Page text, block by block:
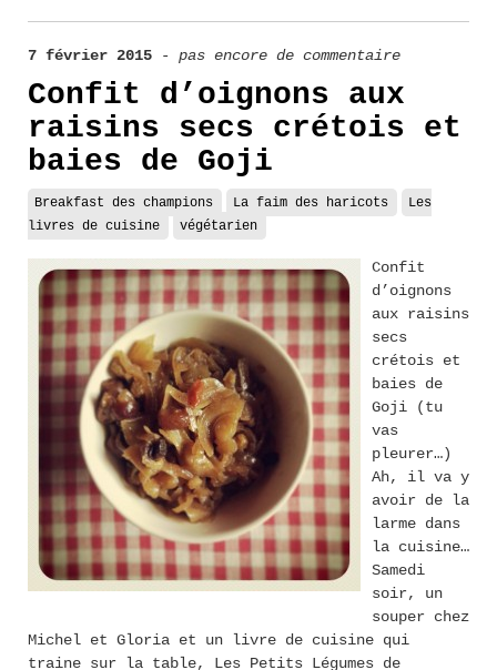
7 février 2015 - pas encore de commentaire
Confit d’oignons aux
raisins secs crétois et
baies de Goji
Breakfast des champions La faim des haricots
Les
livres de cuisine
végétarien
Confit
d’oignons
aux raisins
secs
crétois et
baies de
Goji (tu
vas
pleurer…)
Ah, il va y
avoir de la
larme dans
la cuisine…
Samedi
soir, un
souper chez
Michel et Gloria et un livre de cuisine qui
traine sur la table, Les Petits Légumes de